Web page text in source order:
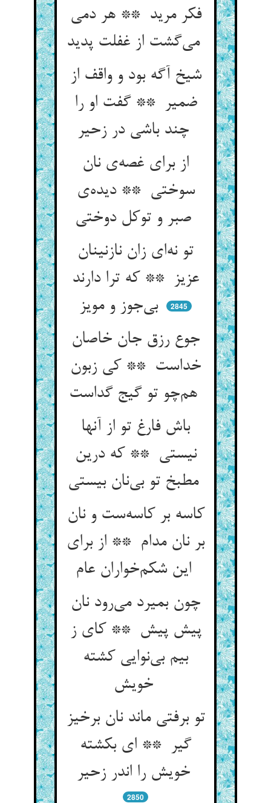
فکر مرید ** هر دمی
می‌گشت از غفلت پدید
شیخ آگه بود و واقف از
ضمیر ** گفت او را
از برای غصه‌ی نان
سوختی ** دیده‌ی
تو نه‌ای زان نازنینان
عزیز ** که ترا دارند
بی‌جوز و مویز
2845
جوع رزق جان خاصان
خداست ** کی زبون
باش فارغ تو از آنها
نیستی ** که درین
مطبخ تو بی‌نان بیستی
کاسه بر کاسه‌ست و نان
بر نان مدام ** از برای
این شکم‌خواران عام
چون بمیرد می‌رود نان
پیش پیش ** کای ز
بیم بی‌نوایی کشته
خویش
تو برفتی ماند نان برخیز
گیر ** ای بکشته
خویش را اندر زحیر
2850